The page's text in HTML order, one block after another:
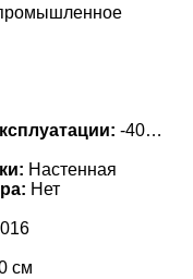
-40…
Настенная
Нет
см